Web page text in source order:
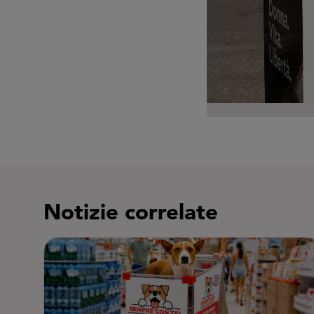
Notizie correlate